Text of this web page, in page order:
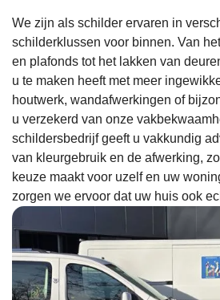
erd.
Prima
prijs-
uding.
We zijn als schilder ervaren in
schilderklussen voor binnen. Van
en plafonds tot het lakken van
u te maken heeft met meer
houtwerk, wandafwerkingen of
u verzekerd van onze
schildersbedrijf geeft u vakkundig
van kleurgebruik en de afwerking,
keuze maakt voor uzelf en uw
zorgen we ervoor dat uw huis ook